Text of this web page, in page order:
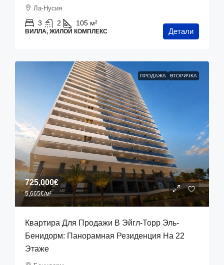
Ла-Нусия
3 2 105 м²
ВИЛЛА, ЖИЛОЙ КОМПЛЕКС Детали
ПРОДАЖА ВТОРИЧКА
725,000€
5,665€/м²
Квартира Для Продажи В Эйгл-Торр Эль-
Бенидорм: Панорамная Резиденция На 22
Этаже